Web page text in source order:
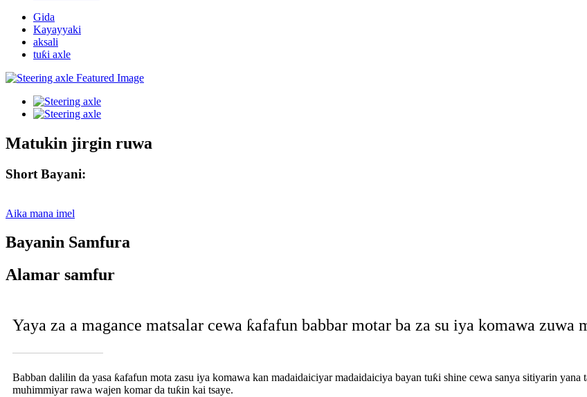
Gida
Kayayyaki
aksali
tuƙi axle
Matukin jirgin ruwa
Short Bayani:
Aika mana imel
Bayanin Samfura
Alamar samfur
Yaya za a magance matsalar cewa ƙafafun babbar motar ba za su iya komawa
Babban dalilin da yasa ƙafafun mota zasu iya komawa kan madaidaiciyar madaidaiciya bayan tuƙi shine cewa sanya sitiyarin
muhimmiyar rawa wajen komar da tuƙin kai tsaye.